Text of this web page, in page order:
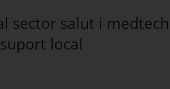
sector salut i medtech
local